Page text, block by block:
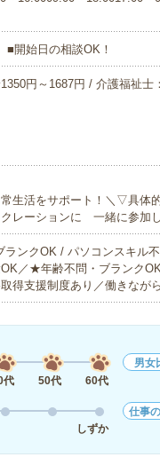
開始日の相談OK！
円～1687円 / 介護福祉
生活をサポート！＼▽具体
クレーションに 一緒に参加
ランクOK / パソコンスキル
OK／★年齢不問・ブランク
得支援制度あり／働きなが
代 50代 60代
男女
しずか
仕事